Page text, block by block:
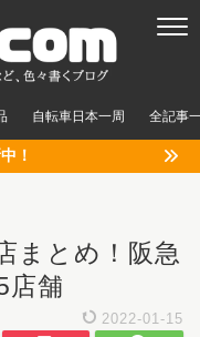
自転車日本一周 全記事
！
まとめ！阪急
店舗
2022-01-15